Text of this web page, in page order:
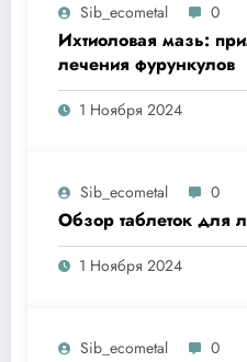
Sib_ecometal 0
Ихтиоловая мазь:
лечения фурункулов
1 Ноября 2024
Sib_ecometal 0
Обзор таблеток для
1 Ноября 2024
Sib_ecometal 0